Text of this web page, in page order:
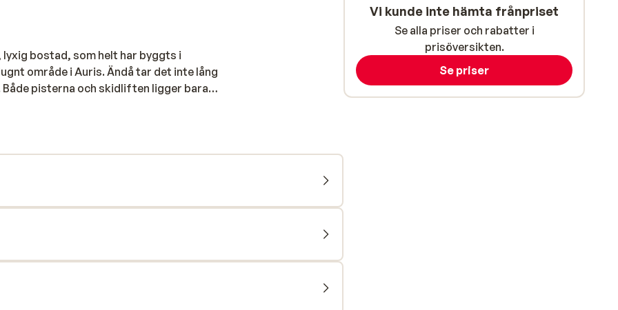
lyxig bostad, som helt har byggts i
område i Auris. Ändå tar det inte lång
Både pisterna och skidliften ligger bara
med öga för detaljer. Från din
på boendet. På så sätt kan du
i pisterna!
Vi kunde inte hämta frånpriset
Se alla priser och rabatter i
prisöversikten.
Se priser